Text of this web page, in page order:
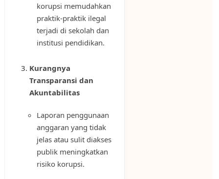
korupsi memudahkan
praktik-praktik ilegal
terjadi di sekolah dan
institusi pendidikan.
Kurangnya
Transparansi dan
Akuntabilitas
Laporan penggunaan
anggaran yang tidak
jelas atau sulit diakses
publik meningkatkan
risiko korupsi.